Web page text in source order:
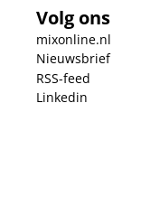
Volg ons
mixonline.nl
Nieuwsbrief
RSS-feed
Linkedin